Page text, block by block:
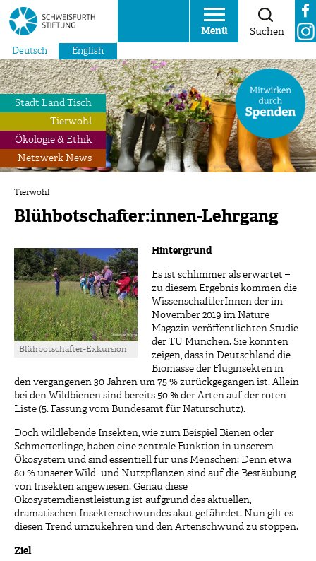
Menü Suchen
Deutsch English
Stadt Land Tisch
Tierwohl
Ökologie & Ethik
Netzwerk News
Tierwohl
Blühbotschafter:innen-Lehrgang
Blühbotschafter-Exkursion
Hintergrund
Es ist schlimmer als erwartet –
zu diesem Ergebnis kommen die
WissenschaftlerInnen der im
November 2019 im Nature
Magazin veröffentlichten Studie
der TU München. Sie konnten
zeigen, dass in Deutschland die
Biomasse der Fluginsekten in
den vergangenen 30 Jahren um 75 % zurückgegangen ist. Allein
bei den Wildbienen sind bereits 50 % der Arten auf der roten
Liste (5. Fassung vom Bundesamt für Naturschutz).
Doch wildlebende Insekten, wie zum Beispiel Bienen oder
Schmetterlinge, haben eine zentrale Funktion in unserem
Ökosystem und sind essentiell für uns Menschen: Denn etwa
80 % unserer Wild- und Nutzpflanzen sind auf die Bestäubung
von Insekten angewiesen. Genau diese
Ökosystemdienstleistung ist aufgrund des aktuellen,
dramatischen Insektenschwundes akut gefährdet. Nun gilt es
diesen Trend umzukehren und den Artenschwund zu stoppen.
Ziel